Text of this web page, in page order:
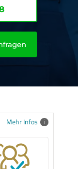
Mehr Infos